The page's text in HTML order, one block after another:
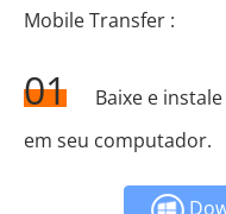
Mobile Transfer :
01
Baixe e
em seu computador.